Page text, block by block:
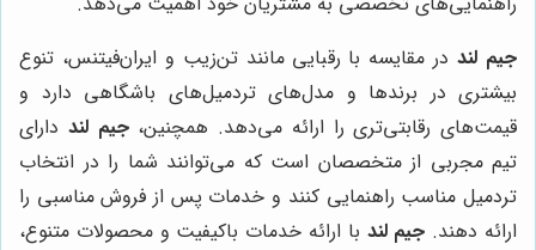
جیم لنددر مقایسه با رقبایی مانند تن‌زیب و ایران‌فیتنس، تنوع
بیشتری در برندها و مدل‌های تردمیل‌های باشگاهی دارد و
قیمت‌های رقابتی‌تری را ارائه می‌دهد. همچنین،جیم لند دارای
تیم مجربی از متخصصان است که می‌توانند شما را در انتخاب
تردمیل مناسب راهنمایی کنند و خدمات پس از فروش مناسبی را
ارائه دهند. جیم لند با ارائه خدمات باکیفیت و محصولات متنوع،